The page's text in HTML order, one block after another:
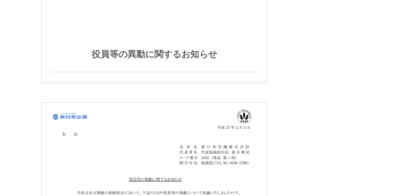
役員等の異動に関するお知らせ